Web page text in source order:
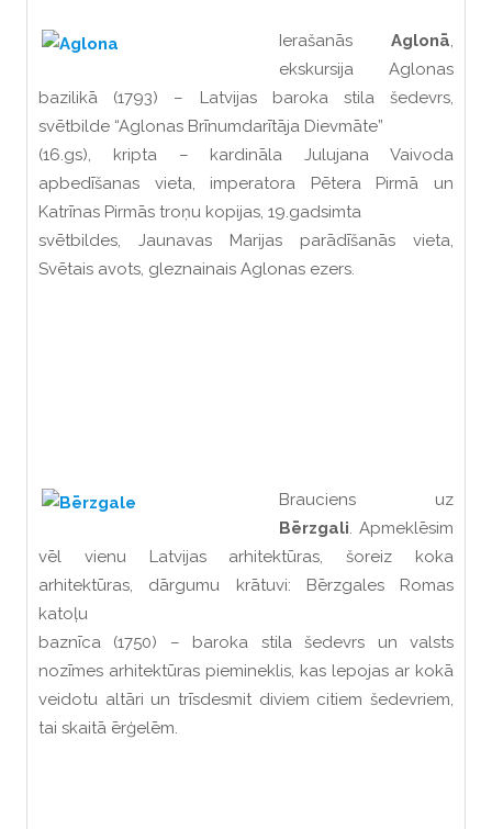
Ierašanās Aglonā,
ekskursija Aglonas
bazilikā (1793) – Latvijas baroka stila šedevrs,
svētbilde “Aglonas Brīnumdarītāja Dievmāte”
(16.gs), kripta – kardināla Julujana Vaivoda
apbedīšanas vieta, imperatora Pētera Pirmā un
Katrīnas Pirmās troņu kopijas, 19.gadsimta
svētbildes, Jaunavas Marijas parādīšanās vieta,
Svētais avots, gleznainais Aglonas ezers.
Brauciens uz
Bērzgali. Apmeklēsim
vēl vienu Latvijas arhitektūras, šoreiz koka
arhitektūras, dārgumu krātuvi: Bērzgales Romas
katoļu
baznīca (1750) – baroka stila šedevrs un valsts
nozīmes arhitektūras piemineklis, kas lepojas ar kokā
veidotu altāri un trīsdesmit diviem citiem šedevriem,
tai skaitā ērģelēm.